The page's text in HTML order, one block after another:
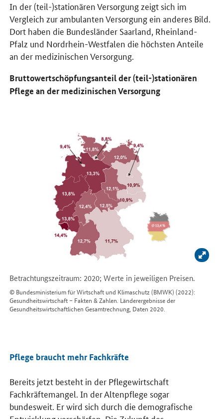
In der (teil-)stationären Versorgung zeigt sich im
Vergleich zur ambulanten Versorgung ein anderes Bild.
Dort haben die Bundesländer Saarland, Rheinland-
Pfalz und Nordrhein-Westfalen die höchsten Anteile
an der medizinischen Versorgung.
Bruttowertschöpfungsanteil der (teil-)stationären
Pflege an der medizinischen Versorgung
Bild
Betrachtungszeitraum: 2020; Werte in jeweiligen Preisen.
© Bundesministerium für Wirtschaft und Klimaschutz (BMWK) (2022):
Gesundheitswirtschaft – Fakten & Zahlen. Länderergebnisse der
Gesundheitswirtschaftlichen Gesamtrechnung, Daten 2020.
Pflege braucht mehr Fachkräfte
Bereits jetzt besteht in der Pflegewirtschaft
Fachkräftemangel. In der Altenpflege sogar
bundesweit. Er wird sich durch die demografische